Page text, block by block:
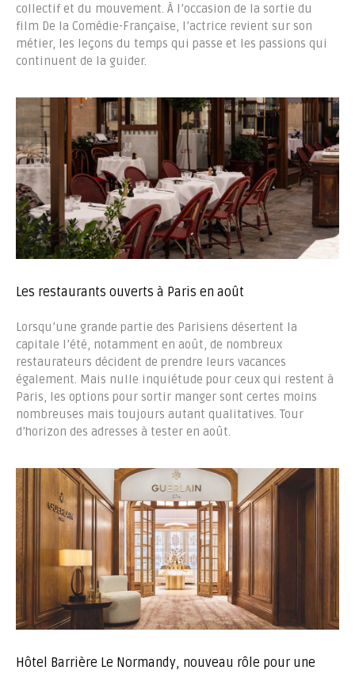
collectif et du mouvement. À l’occasion de la sortie du
film De la Comédie-Française, l’actrice revient sur son
métier, les leçons du temps qui passe et les passions qui
continuent de la guider.
Les restaurants ouverts à Paris en août
Lorsqu’une grande partie des Parisiens désertent la
capitale l’été, notamment en août, de nombreux
restaurateurs décident de prendre leurs vacances
également. Mais nulle inquiétude pour ceux qui restent à
Paris, les options pour sortir manger sont certes moins
nombreuses mais toujours autant qualitatives. Tour
d’horizon des adresses à tester en août.
Hôtel Barrière Le Normandy, nouveau rôle pour une